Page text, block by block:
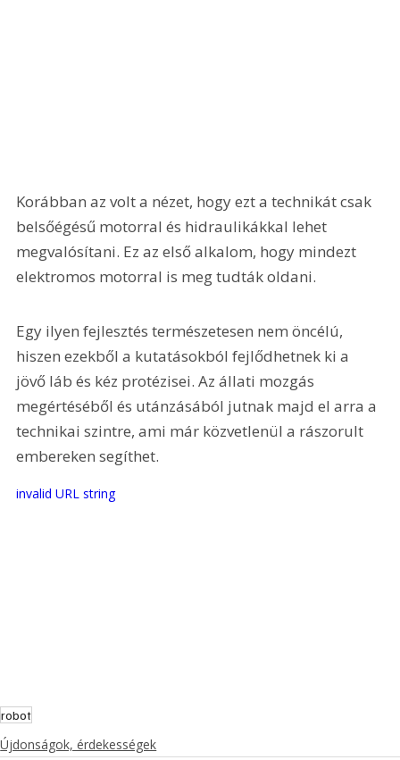
Korábban az volt a nézet, hogy ezt a technikát csak
belsőégésű motorral és hidraulikákkal lehet
megvalósítani. Ez az első alkalom, hogy mindezt
elektromos motorral is meg tudták oldani.
Egy ilyen fejlesztés természetesen nem öncélú,
hiszen ezekből a kutatásokból fejlődhetnek ki a
jövő láb és kéz protézisei. Az állati mozgás
megértéséből és utánzásából jutnak majd el arra a
technikai szintre, ami már közvetlenül a rászorult
embereken segíthet.
invalid URL string
robot
Újdonságok, érdekességek